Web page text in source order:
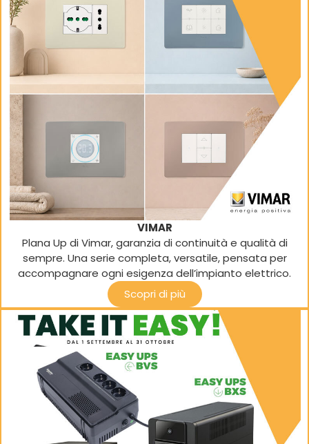
VIMAR
Plana Up di Vimar, garanzia di continuità e qualità di
sempre. Una serie completa, versatile, pensata per
accompagnare ogni esigenza dell’impianto elettrico.
Scopri di più